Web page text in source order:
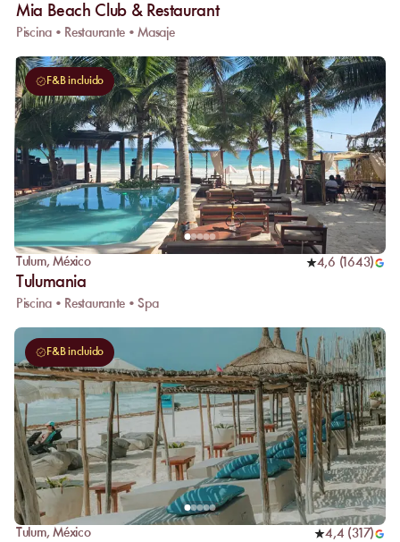
Mia Beach Club & Restaurant
Piscina • Restaurante • Masaje
F&B incluido
Tulum,México 4,6 (1643)
Tulumania
Piscina • Restaurante • Spa
F&B incluido
Tulum,México 4,4 (317)